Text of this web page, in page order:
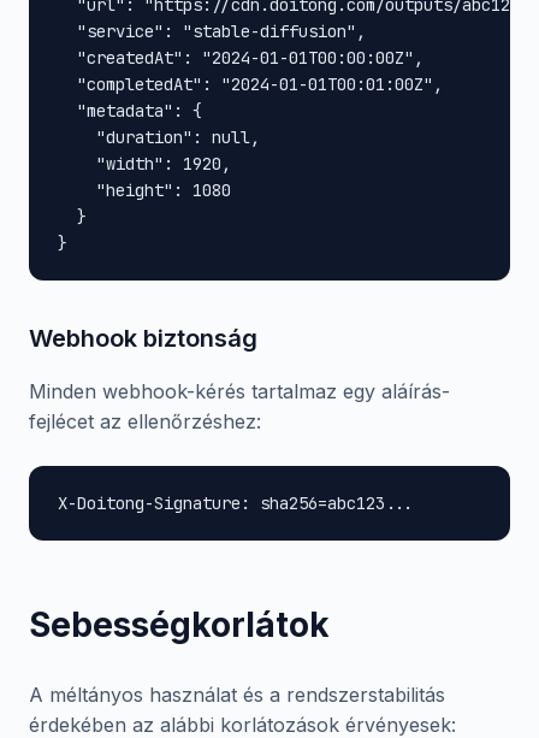
"url": "https://cdn.doitong.com/outputs/
  "service": "stable-diffusion",
  "createdAt": "2024-01-01T00:00:00Z",
  "completedAt": "2024-01-01T00:01:00Z",
  "metadata": {
    "duration": null,
    "width": 1920,
    "height": 1080
  }
}
Webhook biztonság
Minden webhook-kérés tartalmaz egy aláírás-
fejlécet az ellenőrzéshez:
X-Doitong-Signature: sha256=abc123...
Sebességkorlátok
A méltányos használat és a rendszerstabilitás
érdekében az alábbi korlátozások érvényesek: